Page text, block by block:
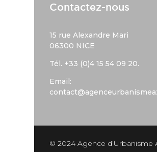
Contactez-nous
15 rue Alexandre Mari
06300 NICE
Tél. +33 (0)4 15 54 09 20.
Email:
© 2024 Agence d’Urbanisme